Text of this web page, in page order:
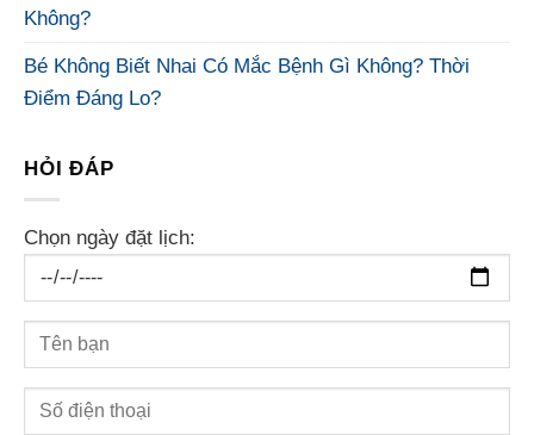
Không?
Bé Không Biết Nhai Có Mắc Bệnh Gì Không? Thời
Điểm Đáng Lo?
HỎI ĐÁP
Chọn ngày đặt lịch: